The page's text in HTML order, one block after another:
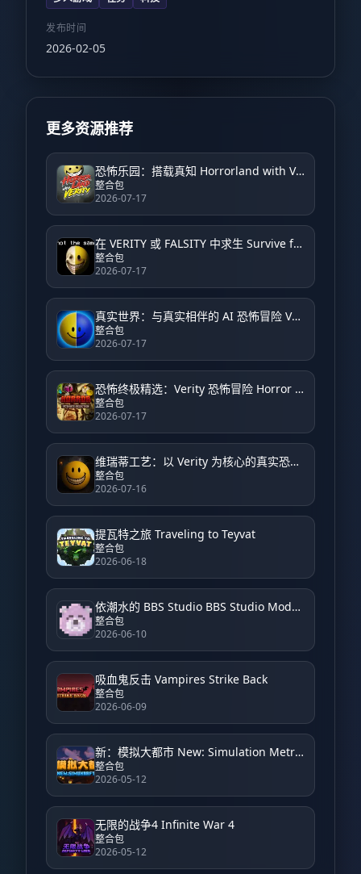
发布时间
2026-02-05
更多资源推荐
恐怖乐园：搭载真知 Horrorland with Verity – Horror
整合包
2026-07-17
在 VERITY 或 FALSITY 中求生 Survive from VERITY or FALSITY
整合包
2026-07-17
真实世界：与真实相伴的 AI 恐怖冒险 Verity World: An AI Horror Adventure with Verity
整合包
2026-07-17
恐怖终极精选：Verity 恐怖冒险 Horror Ultimate Selection: Verity Horror Adventure
整合包
2026-07-17
维瑞蒂工艺：以 Verity 为核心的真实恐怖体验 VerityCraft: A Realistic Horror Experience with Verity
整合包
2026-07-16
提瓦特之旅 Traveling to Teyvat
整合包
2026-06-18
依潮水的 BBS Studio BBS Studio Modpack by Yichao
整合包
2026-06-10
吸血鬼反击 Vampires Strike Back
整合包
2026-06-09
新：模拟大都市 New: Simulation Metropolis
整合包
2026-05-12
无限的战争4 Infinite War 4
整合包
2026-05-12